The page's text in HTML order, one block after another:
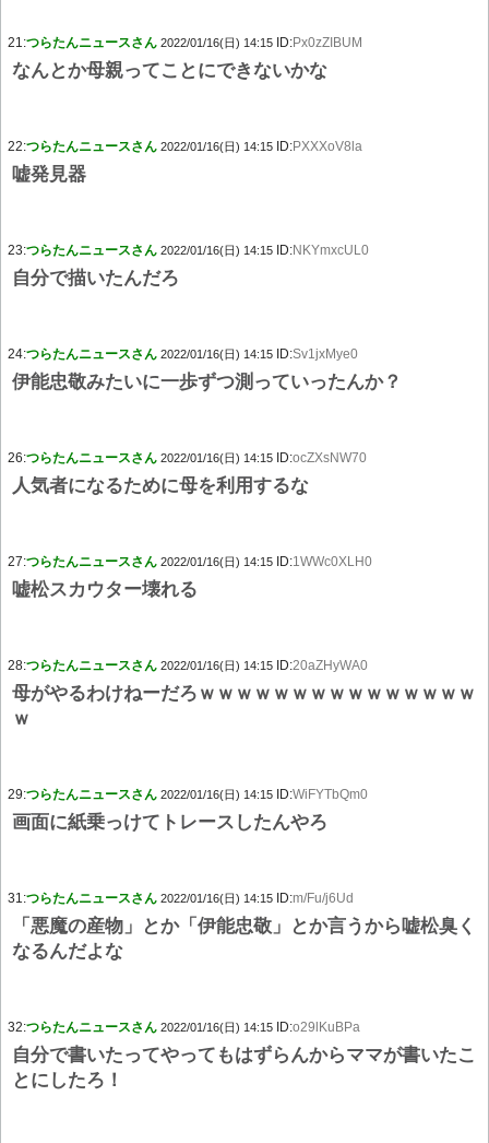
21:つらたんニュースさん 2022/01/16(日) 14:15 ID:Px0zZIBUM
なんとか母親ってことにできないかな
22:つらたんニュースさん 2022/01/16(日) 14:15 ID:PXXXoV8la
嘘発見器
23:つらたんニュースさん 2022/01/16(日) 14:15 ID:NKYmxcUL0
自分で描いたんだろ
24:つらたんニュースさん 2022/01/16(日) 14:15 ID:Sv1jxMye0
伊能忠敬みたいに一歩ずつ測っていったんか？
26:つらたんニュースさん 2022/01/16(日) 14:15 ID:ocZXsNW70
人気者になるために母を利用するな
27:つらたんニュースさん 2022/01/16(日) 14:15 ID:1WWc0XLH0
嘘松スカウター壊れる
28:つらたんニュースさん 2022/01/16(日) 14:15 ID:20aZHyWA0
母がやるわけねーだろｗｗｗｗｗｗｗｗｗｗｗｗｗｗｗ
ｗ
29:つらたんニュースさん 2022/01/16(日) 14:15 ID:WiFYTbQm0
画面に紙乗っけてトレースしたんやろ
31:つらたんニュースさん 2022/01/16(日) 14:15 ID:m/Fu/j6Ud
「悪魔の産物」とか「伊能忠敬」とか言うから嘘松臭く
なるんだよな
32:つらたんニュースさん 2022/01/16(日) 14:15 ID:o29lKuBPa
自分で書いたってやってもはずらんからママが書いたこ
とにしたろ！